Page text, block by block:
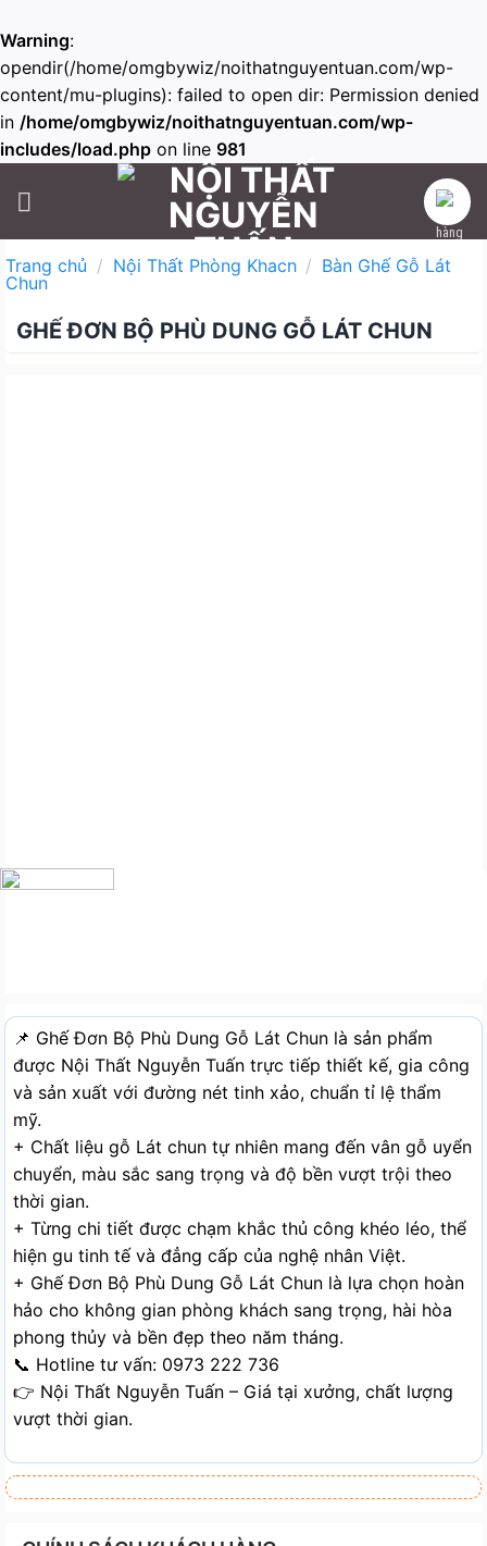
Warning:
opendir(/home/omgbywiz/noithatnguyentuan.com/wp-
content/mu-plugins): failed to open dir: Permission denied
in /home/omgbywiz/noithatnguyentuan.com/wp-
includes/load.php on line 981
Trang chủ / Nội Thất Phòng Khách / Bàn Ghế Gỗ Lát
Chun
GHẾ ĐƠN BỘ PHÙ DUNG GỖ LÁT CHUN
📌 Ghế Đơn Bộ Phù Dung Gỗ Lát Chun là sản phẩm
được Nội Thất Nguyễn Tuấn trực tiếp thiết kế, gia công
và sản xuất với đường nét tinh xảo, chuẩn tỉ lệ thẩm
mỹ.
+ Chất liệu gỗ Lát chun tự nhiên mang đến vân gỗ uyển
chuyển, màu sắc sang trọng và độ bền vượt trội theo
thời gian.
+ Từng chi tiết được chạm khắc thủ công khéo léo, thể
hiện gu tinh tế và đẳng cấp của nghệ nhân Việt.
+ Ghế Đơn Bộ Phù Dung Gỗ Lát Chun là lựa chọn hoàn
hảo cho không gian phòng khách sang trọng, hài hòa
phong thủy và bền đẹp theo năm tháng.
📞 Hotline tư vấn: 0973 222 736
👉 Nội Thất Nguyễn Tuấn – Giá tại xưởng, chất lượng
vượt thời gian.